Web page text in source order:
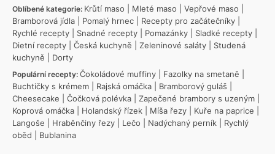
Oblíbené kategorie: Krůtí maso Mleté maso Vepřové maso
Bramborová jídla
Pomalý hrnec Recepty pro začátečníky
Rychlé recepty
Snadné recepty Pomazánky Sladké recepty
Dietní recepty
Česká kuchyně Zeleninové saláty
Studená
kuchyně
Dorty
Populární recepty: Čokoládové muffiny Fazolky na smetaně
Buchtičky s krémem
Rajská omáčka Bramborový guláš
Cheesecake
Čočková polévka Zapečené brambory s uzeným
Koprová omáčka
Holandský řízek Míša řezy Kuře na paprice
Langoše
Hraběnčiny řezy Lečo Nadýchaný perník
Rychlý
oběd
Bublanina